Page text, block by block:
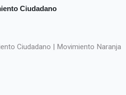
Ciudadano
Ciudadano | Movimiento Naranja